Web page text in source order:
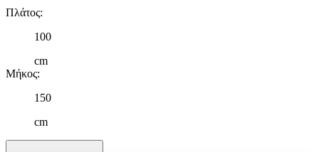
Πλάτος:
100
cm
Μήκος:
150
cm